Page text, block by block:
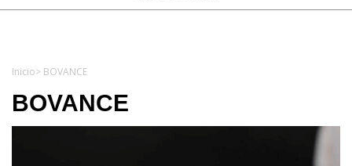
Inicio> BOVANCE
BOVANCE